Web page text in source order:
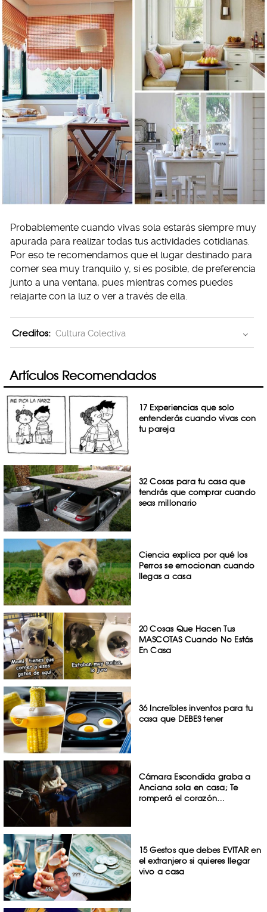
Probablemente cuando vivas sola estarás siempre muy
apurada para realizar todas tus actividades cotidianas.
Por eso te recomendamos que el lugar destinado para
comer sea muy tranquilo y, si es posible, de preferencia
junto a una ventana, pues mientras comes puedes
relajarte con la luz o ver a través de ella.
Creditos: Cultura Colectiva
Artículos Recomendados
17 Experiencias que solo
entenderás cuando vivas con
tu pareja
32 Cosas para tu casa que
tendrás que comprar cuando
seas millonario
Ciencia explica por qué los
Perros se emocionan cuando
llegas a casa
20 Cosas Que Hacen Tus
MASCOTAS Cuando No Estás
En Casa
36 Increíbles inventos para tu
casa que DEBES tener
Cámara Escondida graba a
Anciana sola en casa; Te
romperá el corazón…
15 Gestos que debes EVITAR en
el extranjero si quieres llegar
vivo a casa